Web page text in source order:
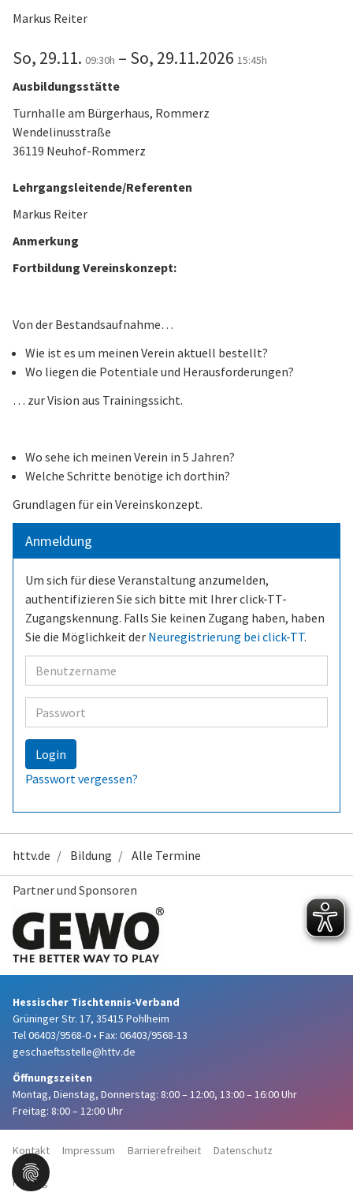
Markus Reiter
So, 29.11. 09:30h – So, 29.11.2026 15:45h
Ausbildungsstätte
Turnhalle am Bürgerhaus, Rommerz
Wendelinusstraße
36119 Neuhof-Rommerz
Lehrgangsleitende/Referenten
Markus Reiter
Anmerkung
Fortbildung Vereinskonzept:
Von der Bestandsaufnahme…
Wie ist es um meinen Verein aktuell bestellt?
Wo liegen die Potentiale und Herausforderungen?
… zur Vision aus Trainingssicht.
Wo sehe ich meinen Verein in 5 Jahren?
Welche Schritte benötige ich dorthin?
Grundlagen für ein Vereinskonzept.
Anmeldung
Um sich für diese Veranstaltung anzumelden,
authentifizieren Sie sich bitte mit Ihrer click-TT-
Zugangskennung. Falls Sie keinen Zugang haben, haben
Sie die Möglichkeit der Neuregistrierung bei click-TT.
Benutzer
Passwort
Login
Passwort vergessen?
httv.de Bildung Alle Termine
Partner und Sponsoren
Hessischer Tischtennis-Verband
Grüninger Str. 17, 35415 Pohlheim
Tel 06403/9568-0 • Fax: 06403/9568-13
geschaeftsstelle@httv.de
Öffnungszeiten
Montag, Dienstag, Donnerstag: 8:00 – 12:00, 13:00 – 16:00 Uhr
Freitag: 8:00 – 12:00 Uhr
Kontakt Impressum Barrierefreiheit Datenschutz
Haftung